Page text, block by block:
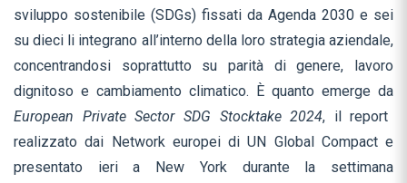
sviluppo sostenibile (SDGs) fissati da Agenda 2030 e sei
su dieci li integrano all’interno della loro strategia aziendale,
concentrandosi soprattutto su parità di genere, lavoro
dignitoso e cambiamento climatico. È quanto emerge da
European Private Sector SDG Stocktake 2024, il report
realizzato dai Network europei di UN Global Compact e
presentato ieri a New York durante la settimana